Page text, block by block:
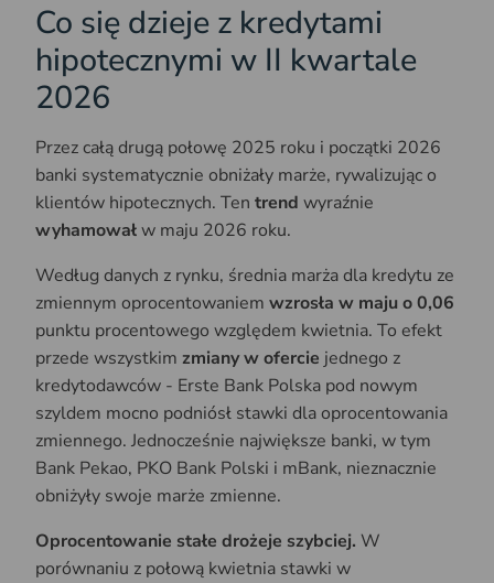
Co się dzieje z kredytami
hipotecznymi w II kwartale
2026
Przez całą drugą połowę 2025 roku i początki 2026
banki systematycznie obniżały marże, rywalizując o
klientów hipotecznych. Ten trend wyraźnie
wyhamowałw maju 2026 roku.
Według danych z rynku, średnia marża dla kredytu ze
zmiennym oprocentowaniem wzrosła w maju o 0,06
punktu procentowego względem kwietnia. To efekt
przede wszystkim zmiany w ofercie jednego z
kredytodawców - Erste Bank Polska pod nowym
szyldem mocno podniósł stawki dla oprocentowania
zmiennego. Jednocześnie największe banki, w tym
Bank Pekao, PKO Bank Polski i mBank, nieznacznie
obniżyły swoje marże zmienne.
Oprocentowanie stałe drożeje szybciej. W
porównaniu z połową kwietnia stawki w